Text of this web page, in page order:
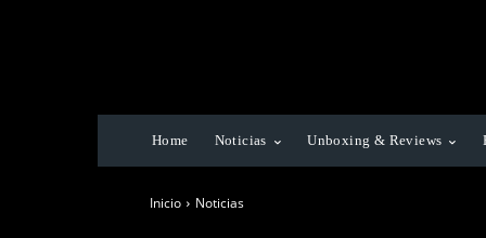
Home Noticias Unboxing & Reviews
Inicio Noticias